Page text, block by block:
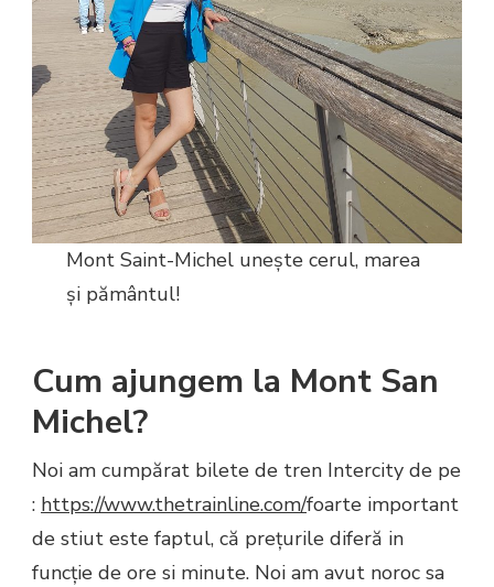
Mont Saint-Michel unește cerul, marea
și pământul!
Cum ajungem la Mont San
Michel?
Noi am cumpărat bilete de tren Intercity de pe
: https://www.thetrainline.com/foarte important
de stiut este faptul, că prețurile diferă in
funcție de ore si minute. Noi am avut noroc sa